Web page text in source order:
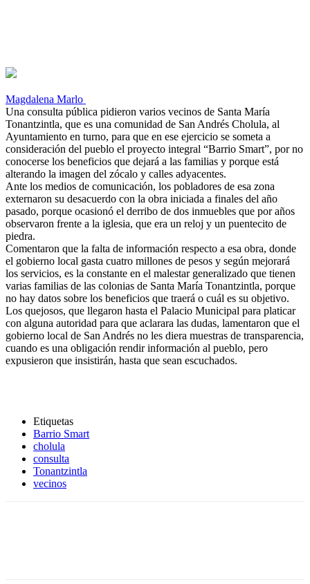
Magdalena Marlo
Una consulta pública pidieron varios vecinos de Santa María
Tonantzintla, que es una comunidad de San Andrés Cholula, al
Ayuntamiento en turno, para que en ese ejercicio se someta a
consideración del pueblo el proyecto integral “Barrio Smart”, por no
conocerse los beneficios que dejará a las familias y porque está
alterando la imagen del zócalo y calles adyacentes.
Ante los medios de comunicación, los pobladores de esa zona
externaron su desacuerdo con la obra iniciada a finales del año
pasado, porque ocasionó el derribo de dos inmuebles que por años
observaron frente a la iglesia, que era un reloj y un puentecito de
piedra.
Comentaron que la falta de información respecto a esa obra, donde
el gobierno local gasta cuatro millones de pesos y según mejorará
los servicios, es la constante en el malestar generalizado que tienen
varias familias de las colonias de Santa María Tonantzintla, porque
no hay datos sobre los beneficios que traerá o cuál es su objetivo.
Los quejosos, que llegaron hasta el Palacio Municipal para platicar
con alguna autoridad para que aclarara las dudas, lamentaron que el
gobierno local de San Andrés no les diera muestras de transparencia,
cuando es una obligación rendir información al pueblo, pero
expusieron que insistirán, hasta que sean escuchados.
Etiquetas
Barrio Smart
cholula
consulta
Tonantzintla
vecinos